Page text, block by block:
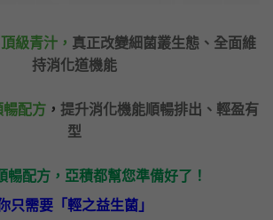
級青汁， 真正改變細菌叢生態、全面維
持消化道機能
暢配方 ， 提升消化機能順暢排出、輕盈有
型
暢配方，亞積都幫您準備好了！
只需要「輕之益生菌」